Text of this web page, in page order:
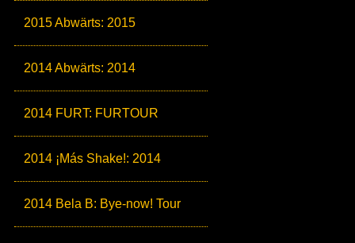
2015 Abwärts: 2015
2014 Abwärts: 2014
2014 FURT: FURTOUR
2014 ¡Más Shake!: 2014
2014 Bela B: Bye-now! Tour